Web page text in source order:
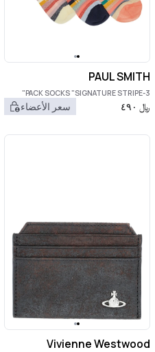
PAUL SMITH
3-PACK SOCKS "SIGNATURE STRIPE"
﷼ ٤٩٠ سعر الأعضاء
Vivienne Westwood